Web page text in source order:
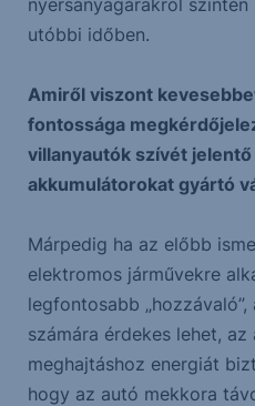
utóbbi időben.
Amiről viszont
fontossága
villanyautók szívét
akkumulátorokat gyártó
Márpedig ha az előbb
elektromos járművekre
legfontosabb
számára érdekes lehet, az
meghajtáshoz energiát
hogy az autó mekkora